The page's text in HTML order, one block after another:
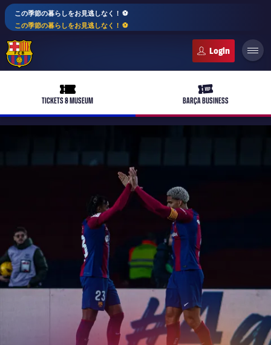
この季節の暮らしをお見逃しなく！ ⚽️
この季節の暮らしをお見逃しなく！ ⚽️
ticket-full
TICKETS & MUSEUM
ticket-vip
BARÇA BUSINESS
label.aria.plus
バルサアカデミー
label.aria.plus
10年毎
レジェンド
label.aria.plus
プレスパス
LABEL.ARIA.PLUS
女子サッカー
label.aria.plus
スケジュール
チケット
バルサAtlètic
plusicon
label.aria.plus
スケジュール
チケット
PLUSICON
LABEL.ARIA.PLUS
トップチーム
plusicon
label.aria.plus